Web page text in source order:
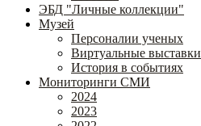
ЭБД "Личные коллекции"
Музей
Персоналии ученых
Виртуальные выставки
История в событиях
Мониторинги СМИ
2024
2023